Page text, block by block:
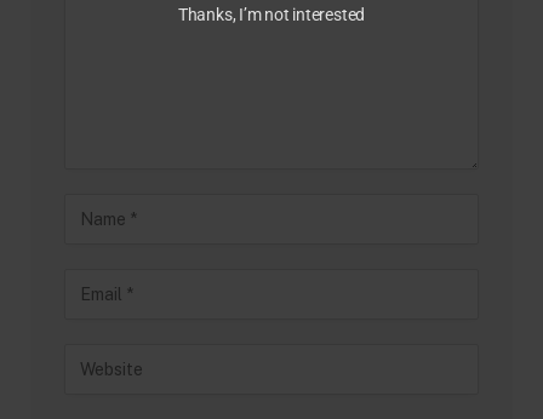
Thanks, I’m not interested